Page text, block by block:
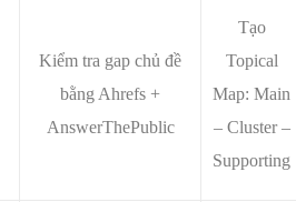
Kiểm tra gap chủ đề
bằng Ahrefs +
AnswerThePublic
Tạo
Topical
Map: Main
– Cluster –
Supporting